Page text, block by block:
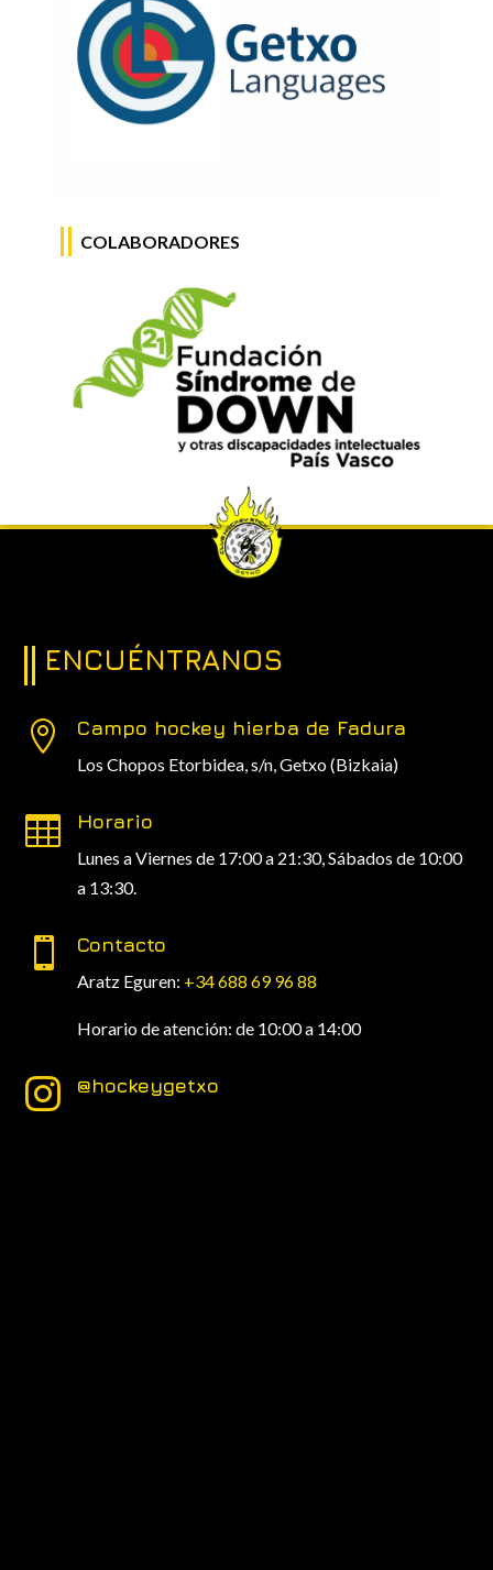
COLABORADORES
ENCUÉNTRANOS
 Campo hockey hierba de Fadura
Los Chopos Etorbidea, s/n,Getxo (Bizkaia)
 Horario
Lunes a Viernes de 17:00 a 21:30, Sábados de 10:00
a 13:30.
 Contacto
Aratz Eguren: +34 688 69 96 88
Horario de atención: de 10:00 a 14:00
 @hockeygetxo